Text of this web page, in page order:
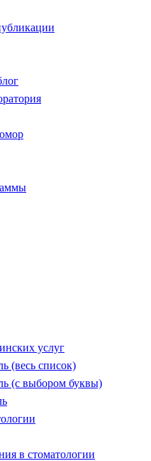
услуг
(весь список)
(с выбором буквы)
в стоматологии